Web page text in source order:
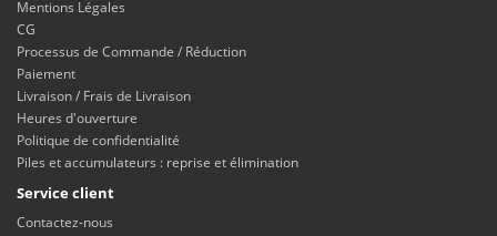
Mentions Légales
CG
Processus de Commande / Réduction
Paiement
Livraison / Frais de Livraison
Heures d'ouverture
Politique de confidentialité
Piles et accumulateurs : reprise et élimination
Service client
Contactez-nous